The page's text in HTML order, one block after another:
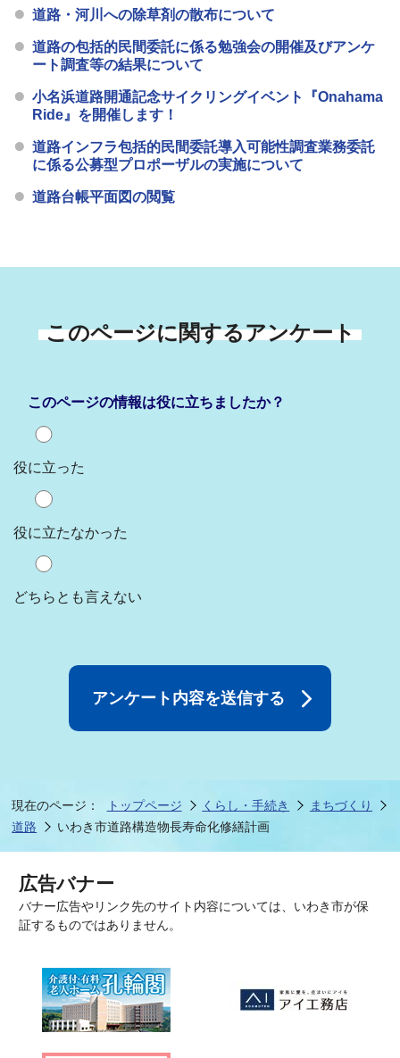
道路・河川への除草剤の散布について
道路の包括的民間委託に係る勉強会の開催及びアンケ
ート調査等の結果について
小名浜道路開通記念サイクリングイベント『Onahama
Ride』を開催します！
道路インフラ包括的民間委託導入可能性調査業務委託
に係る公募型プロポーザルの実施について
道路台帳平面図の閲覧
このページに関するアンケート
このページの情報は役に立ちましたか？
役に立った
役に立たなかった
どちらとも言えない
現在のページ： トップページ くらし・手続き
まちづくり
道路
いわき市道路構造物長寿命化修繕計画
広告バナー
バナー広告やリンク先のサイト内容については、いわき市が保
証するものではありません。